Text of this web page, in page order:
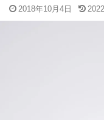
2018年10月4日